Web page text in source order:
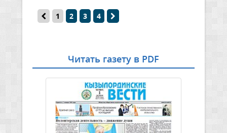
1 2 3 4
Читать газету в PDF